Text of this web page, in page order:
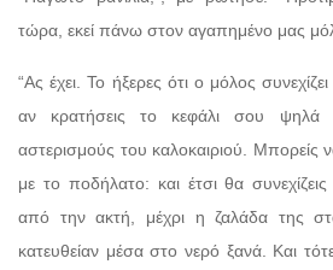
τώρα, εκεί πάνω στον αγαπημένο μας
“Ας έχει. Το ήξερες ότι ο μόλος
αν κρατήσεις το κεφάλι σου ψηλά
αστερισμούς του καλοκαιριού. Μπορείς
με το ποδήλατο: και έτσι θα συνεχίζεις
από την ακτή, μέχρι η ζαλάδα της
κατευθείαν μέσα στο νερό ξανά. Και